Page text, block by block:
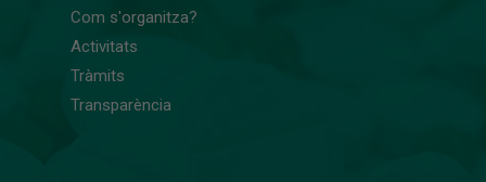
Com s'organitza?
Activitats
Tràmits
Transparència